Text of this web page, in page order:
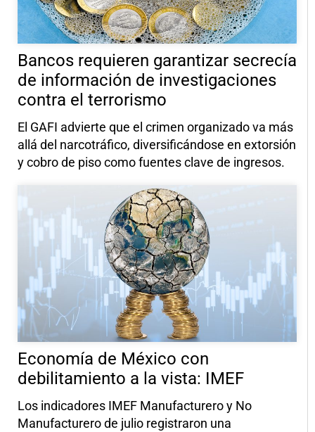
Bancos requieren garantizar secrecía
de información de investigaciones
contra el terrorismo
El GAFI advierte que el crimen organizado va más
allá del narcotráfico, diversificándose en extorsión
y cobro de piso como fuentes clave de ingresos.
Economía de México con
debilitamiento a la vista: IMEF
Los indicadores IMEF Manufacturero y No
Manufacturero de julio registraron una